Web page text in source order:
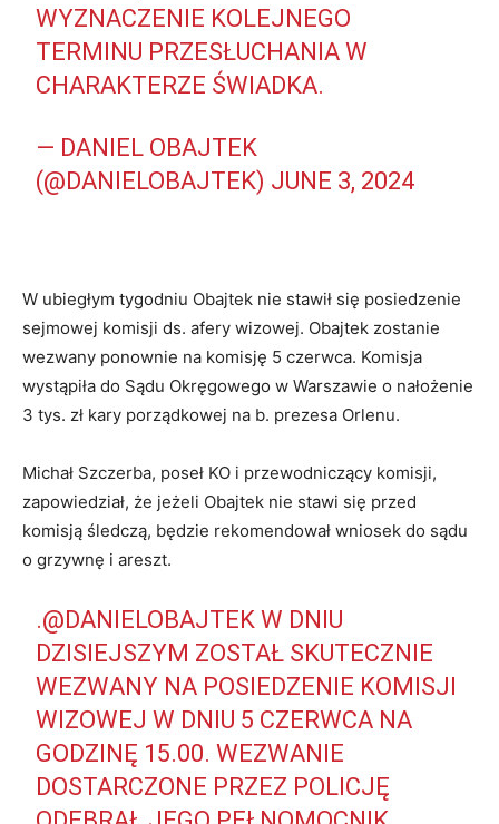
WYZNACZENIE KOLEJNEGO
TERMINU PRZESŁUCHANIA W
CHARAKTERZE ŚWIADKA.
— DANIEL OBAJTEK
(@DANIELOBAJTEK) JUNE 3, 2024
W ubiegłym tygodniu Obajtek nie stawił się posiedzenie
sejmowej komisji ds. afery wizowej. Obajtek zostanie
wezwany ponownie na komisję 5 czerwca. Komisja
wystąpiła do Sądu Okręgowego w Warszawie o nałożenie
3 tys. zł kary porządkowej na b. prezesa Orlenu.
Michał Szczerba, poseł KO i przewodniczący komisji,
zapowiedział, że jeżeli Obajtek nie stawi się przed
komisją śledczą, będzie rekomendował wniosek do sądu
o grzywnę i areszt.
.@DANIELOBAJTEK W DNIU
DZISIEJSZYM ZOSTAŁ SKUTECZNIE
WEZWANY NA POSIEDZENIE KOMISJI
WIZOWEJ W DNIU 5 CZERWCA NA
GODZINĘ 15.00. WEZWANIE
DOSTARCZONE PRZEZ POLICJĘ